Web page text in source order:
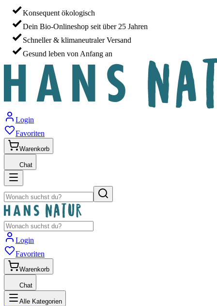
Konsequent ökologisch
Dein Bio-Onlineshop seit über 25 Jahren
Schneller & klimaneutraler Versand
Gesund leben von Anfang an
Login
Favoriten
Warenkorb
Chat
Login
Favoriten
Warenkorb
Chat
Alle Kategorien